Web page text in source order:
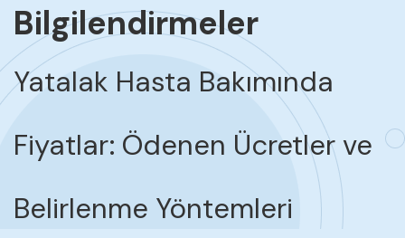
Bilgilendirmeler
Yatalak Hasta Bakımında
Fiyatlar: Ödenen Ücretler ve
Belirlenme Yöntemleri